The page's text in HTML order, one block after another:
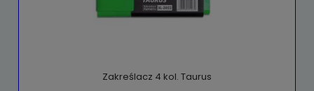
Zakreślacz 4 kol. Taurus